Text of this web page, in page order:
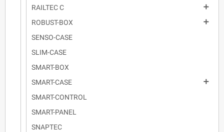
RAILTEC C

ROBUST-BOX

SENSO-CASE
SLIM-CASE
SMART-BOX
SMART-CASE

SMART-CONTROL
SMART-PANEL
SNAPTEC